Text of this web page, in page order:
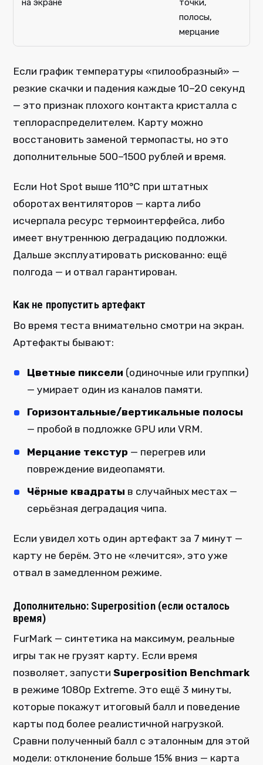
на экране
точки,
полосы,
мерцание
Если график температуры «пилообразный» —
резкие скачки и падения каждые 10–20 секунд
— это признак плохого контакта кристалла с
теплораспределителем. Карту можно
восстановить заменой термопасты, но это
дополнительные 500–1500 рублей и время.
Если Hot Spot выше 110°C при штатных
оборотах вентиляторов — карта либо
исчерпала ресурс термоинтерфейса, либо
имеет внутреннюю деградацию подложки.
Дальше эксплуатировать рискованно: ещё
полгода — и отвал гарантирован.
Как не пропустить артефакт
Во время теста внимательно смотри на экран.
Артефакты бывают:
Цветные пиксели (одиночные или группки)
— умирает один из каналов памяти.
Горизонтальные/вертикальные полосы
— пробой в подложке GPU или VRM.
Мерцание текстур — перегрев или
повреждение видеопамяти.
Чёрные квадраты в случайных местах —
серьёзная деградация чипа.
Если увидел хоть один артефакт за 7 минут —
карту не берём. Это не «лечится», это уже
отвал в замедленном режиме.
Дополнительно: Superposition (если осталось
время)
FurMark — синтетика на максимум, реальные
игры так не грузят карту. Если время
позволяет, запусти Superposition Benchmark
в режиме 1080p Extreme. Это ещё 3 минуты,
которые покажут итоговый балл и поведение
карты под более реалистичной нагрузкой.
Сравни полученный балл с эталонным для этой
модели: отклонение больше 15% вниз — карта